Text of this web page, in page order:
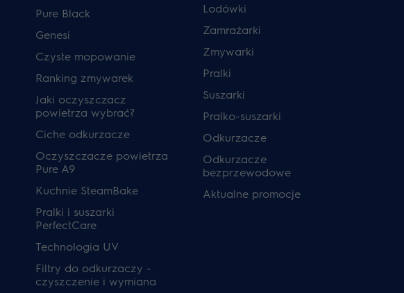
Pure Black
Genesi
Czyste mopowanie
Ranking zmywarek
Jaki oczyszczacz
powietrza wybrać?
Ciche odkurzacze
Oczyszczacze powietrza
Pure A9
Kuchnie SteamBake
Pralki i suszarki
PerfectCare
Technologia UV
Filtry do odkurzaczy -
czyszczenie i wymiana
Lodówki
Zamrażarki
Zmywarki
Pralki
Suszarki
Pralko-suszarki
Odkurzacze
Odkurzacze
bezprzewodowe
Aktualne promocje